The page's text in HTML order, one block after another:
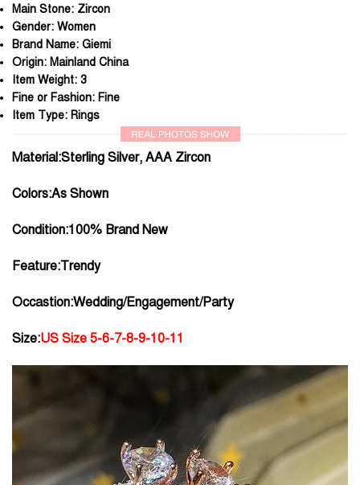
Main Stone: Zircon
Gender: Women
Brand Name: Giemi
Origin: Mainland China
Item Weight: 3
Fine or Fashion: Fine
Item Type: Rings
Material:Sterling Silver, AAA Zircon
Colors:As Shown
Condition:100% Brand New
Feature:Trendy
Occastion:Wedding/Engagement/Party
Size:US Size 5-6-7-8-9-10-11